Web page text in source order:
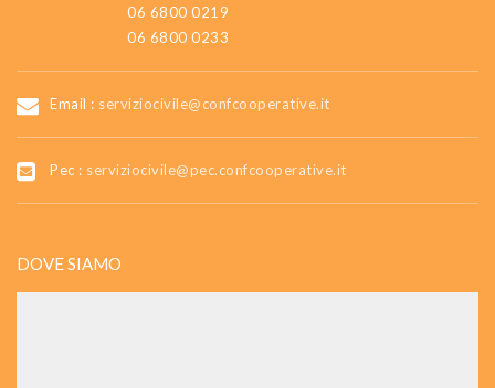
06 6800 0219
06 6800 0233
Email : serviziocivile@confcooperative.it
Pec : serviziocivile@pec.confcooperative.it
DOVE SIAMO